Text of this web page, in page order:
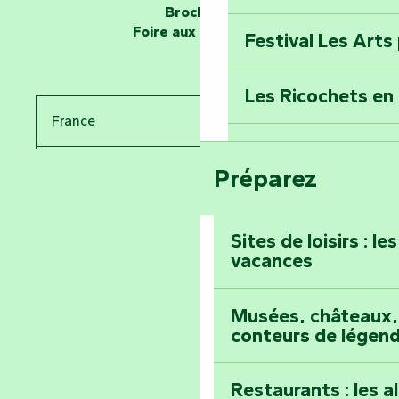
Voyagez dans le
Maillezais
Montez au
Festival Les Arts
Les Ricochets
Tout l'agenda
Préparez
Sites de loisirs :
vacances
Musées,
conteurs de
Restaurants : les
Brochures
Foire aux questions
France